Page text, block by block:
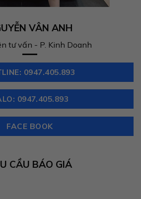
VÂN ANH
tư vấn - P. Kinh Doanh
0947.405.893
0947.405.893
FACE BOOK
CẦU BÁO GIÁ